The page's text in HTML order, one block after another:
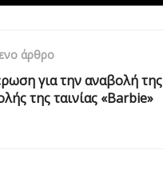
άρθρο
για την αναβολή της
της ταινίας «Barbie»